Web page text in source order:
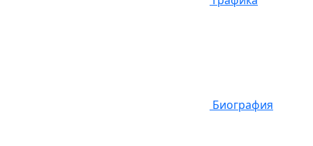
Биография